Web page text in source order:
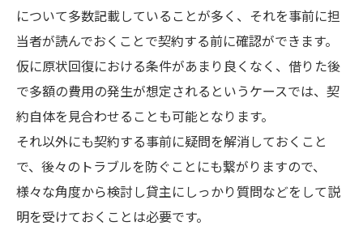
について多数記載していることが多く、それを事前に担
当者が読んでおくことで契約する前に確認ができます。
仮に原状回復における条件があまり良くなく、借りた後
で多額の費用の発生が想定されるというケースでは、契
約自体を見合わせることも可能となります。
それ以外にも契約する事前に疑問を解消しておくこと
で、後々のトラブルを防ぐことにも繋がりますので、
様々な角度から検討し貸主にしっかり質問などをして説
明を受けておくことは必要です。